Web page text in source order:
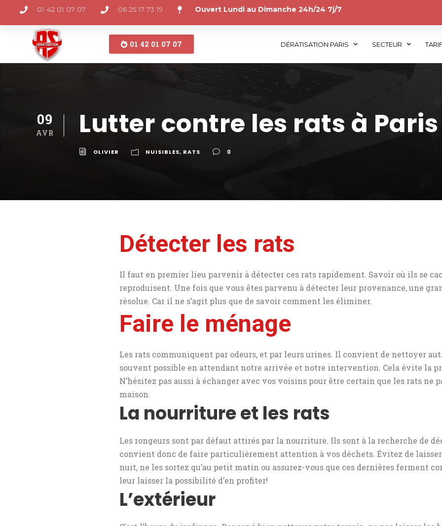
01 42 01 07 07 06 25 17 73 19 Ouvert Lundi au Dimanche 24h/24 7j/7
01 42 01 07 07 DÉRATISATION PARIS SECTEUR
09
AVR Lutter contre les rats à Paris
OLIVIER NUISIBLES, RATS 0
Détecter les rats
Il faut en premier lieu parvenir à détecter ces rats rapidement. Savoir où ils se
reproduisent. Une fois que vous êtes parvenu à détecter leur provenance, une
résolue. Car il ne s’agit plus que de savoir comment les éliminer.
Faire le ménage
Les rats communiquent par odeurs, et par leurs urines. Il convient de nettoyer
souvent possible en attendant notre arrivée et notre intervention. Cela évite la
N’hésitez pas aussi à échanger avec vos voisins pour être certain que les rats ne
maison.
La nourriture et les rats
Les rongeurs sont par défaut attirés par la nourriture. Ils sont à la recherche de
convient donc de faire particulièrement attention à vos déchets. Évitez de
nuit, ne les sortez qu’au petit matin ou assurez-vous que ces dernières ferment
leur laisser la possibilité d’en profiter!
L’extérieur